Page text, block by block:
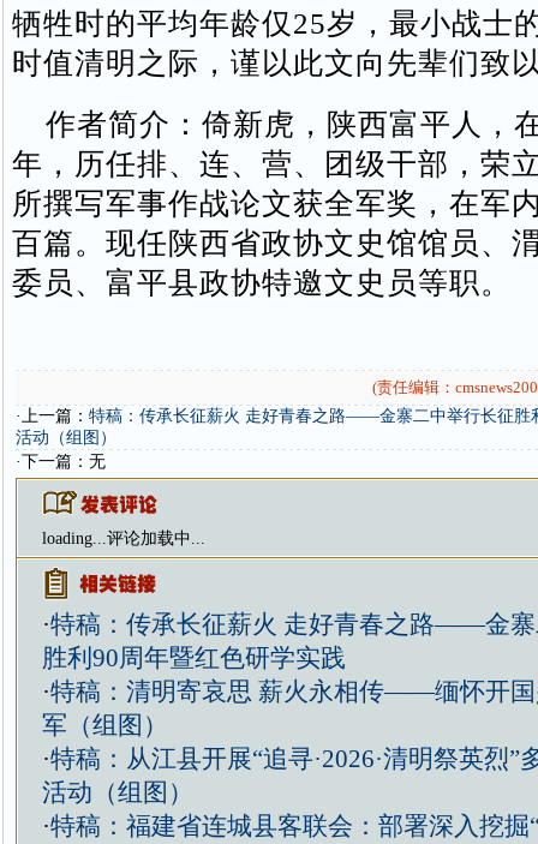
牺牲时的平均年龄仅25岁，最小战士
时值清明之际，谨以此文向先辈们致
作者简介：倚新虎，陕西富平人，
年，历任排、连、营、团级干部，荣
所撰写军事作战论文获全军奖，在军
百篇。现任陕西省政协文史馆馆员、
委员、富平县政协特邀文史员等职。
(责任编辑：
·上一篇： 特稿：传承长征薪火 走好青春之路——金寨二中举行长征胜
活动（组图）
·下一篇：无
loading...评论加载中...
·特稿：传承长征薪火 走好青春之路——金寨
胜利90周年暨红色研学实践
·特稿：清明寄哀思 薪火永相传——缅怀开国
军（组图）
·特稿：从江县开展“追寻·2026·清明祭英烈”
活动（组图）
·特稿：福建省连城县客联会：部署深入挖掘